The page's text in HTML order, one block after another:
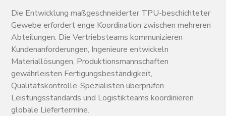
Die Entwicklung maßgeschneiderter TPU-beschichteter
Gewebe erfordert enge Koordination zwischen mehreren
Abteilungen. Die Vertriebsteams kommunizieren
Kundenanforderungen, Ingenieure entwickeln
Materiallösungen, Produktionsmannschaften
gewährleisten Fertigungsbeständigkeit,
Qualitätskontrolle-Spezialisten überprüfen
Leistungsstandards und Logistikteams koordinieren
globale Liefertermine.